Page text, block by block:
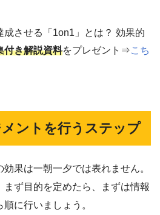
させる「1on1」とは？ 効果的
付き解説資料をプレゼント⇒こち
ントを行うステップ
果は一朝一夕では表れません。
ず目的を定めたら、まずは情報
に行いましょう。